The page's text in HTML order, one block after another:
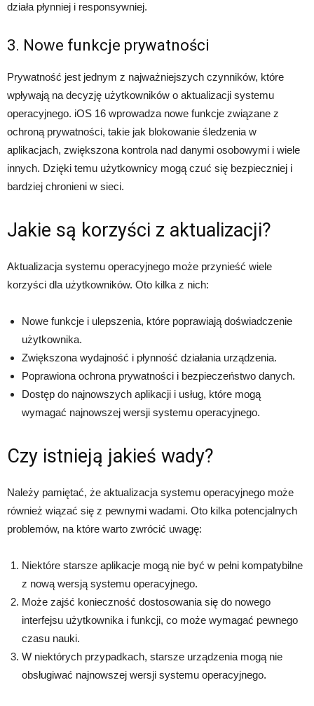
działa płynniej i responsywniej.
3. Nowe funkcje prywatności
Prywatność jest jednym z najważniejszych czynników, które
wpływają na decyzję użytkowników o aktualizacji systemu
operacyjnego. iOS 16 wprowadza nowe funkcje związane z
ochroną prywatności, takie jak blokowanie śledzenia w
aplikacjach, zwiększona kontrola nad danymi osobowymi i wiele
innych. Dzięki temu użytkownicy mogą czuć się bezpieczniej i
bardziej chronieni w sieci.
Jakie są korzyści z aktualizacji?
Aktualizacja systemu operacyjnego może przynieść wiele
korzyści dla użytkowników. Oto kilka z nich:
Nowe funkcje i ulepszenia, które poprawiają doświadczenie
użytkownika.
Zwiększona wydajność i płynność działania urządzenia.
Poprawiona ochrona prywatności i bezpieczeństwo danych.
Dostęp do najnowszych aplikacji i usług, które mogą
wymagać najnowszej wersji systemu operacyjnego.
Czy istnieją jakieś wady?
Należy pamiętać, że aktualizacja systemu operacyjnego może
również wiązać się z pewnymi wadami. Oto kilka potencjalnych
problemów, na które warto zwrócić uwagę:
Niektóre starsze aplikacje mogą nie być w pełni kompatybilne
z nową wersją systemu operacyjnego.
Może zajść konieczność dostosowania się do nowego
interfejsu użytkownika i funkcji, co może wymagać pewnego
czasu nauki.
W niektórych przypadkach, starsze urządzenia mogą nie
obsługiwać najnowszej wersji systemu operacyjnego.